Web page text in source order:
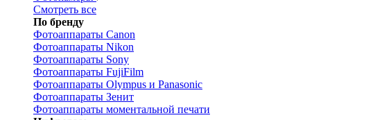
Смотреть все
По бренду
Фотоаппараты Canon
Фотоаппараты Nikon
Фотоаппараты Sony
Фотоаппараты FujiFilm
Фотоаппараты Olympus и Panasonic
Фотоаппараты Зенит
Фотоаппараты моментальной печати